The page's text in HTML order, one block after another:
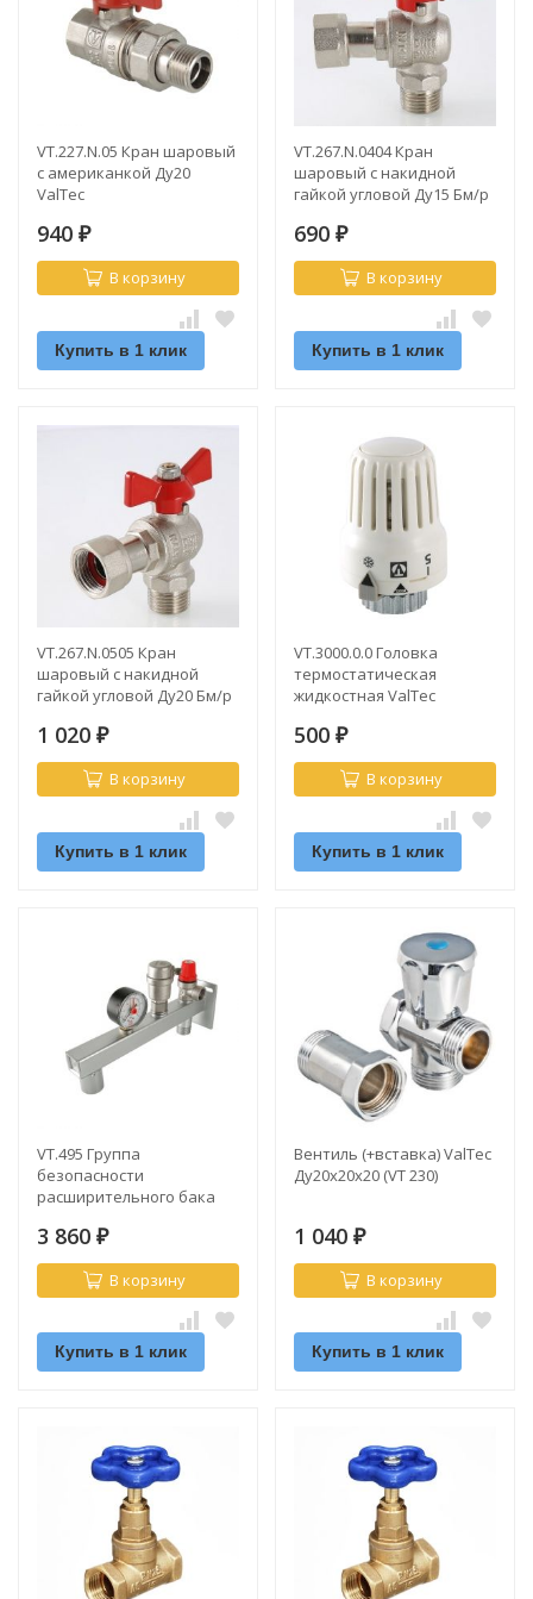
VT.227.N.05 Кран шаровый
с американкой Ду20
ValTec
940 ₽
В корзину
Купить в 1 клик
VT.267.N.0404 Кран
шаровый с накидной
гайкой угловой Ду15 Бм/р
690 ₽
В корзину
Купить в 1 клик
VT.267.N.0505 Кран
шаровый с накидной
гайкой угловой Ду20 Бм/р
1 020 ₽
В корзину
Купить в 1 клик
VT.3000.0.0 Головка
термостатическая
жидкостная ValTec
500 ₽
В корзину
Купить в 1 клик
VT.495 Группа
безопасности
расширительного бака
3 860 ₽
В корзину
Купить в 1 клик
Вентиль (+вставка) ValTec
Ду20х20х20 (VT 230)
1 040 ₽
В корзину
Купить в 1 клик